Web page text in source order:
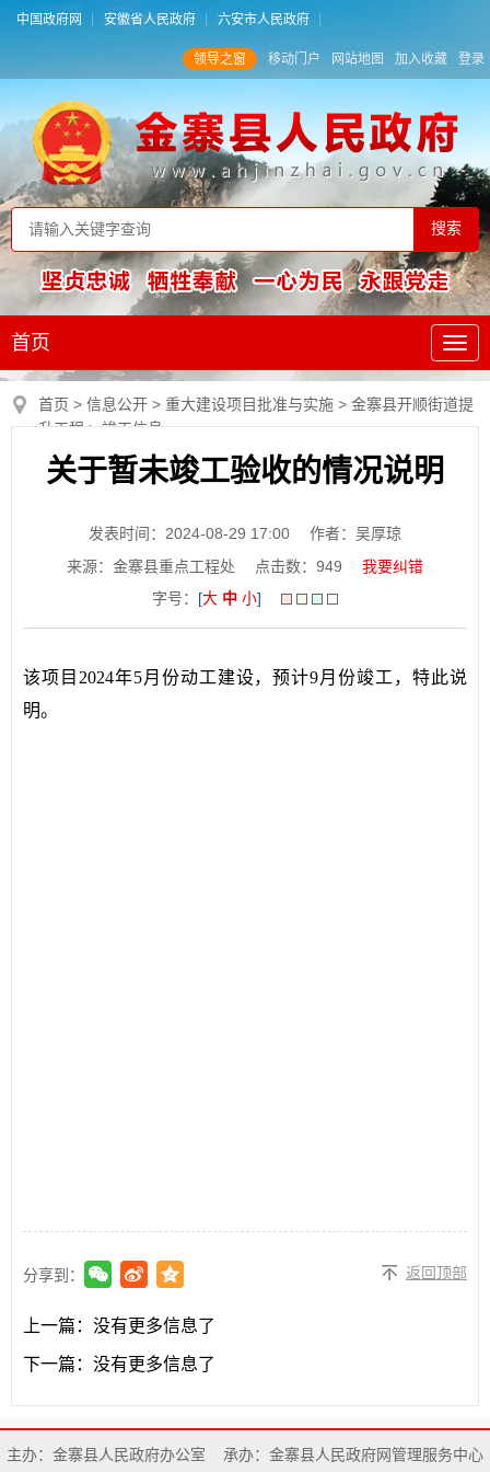
中国政府网 安徽省人民政府 六安市人民政府
领导之窗 移动门户 网站地图 加入收藏 登录
首页
首页 > 信息公开 > 重大建设项目批准与实施 > 金寨县开顺街道提
升工程 > 竣工信息
关于暂未竣工验收的情况说明
发表时间：2024-08-29 17:00
作者：吴厚琼
来源：金寨县重点工程处
点击数： 949
我要纠错
字号： [大 中 小]
该项目2024年5月份动工建设，预计9月份竣工，特此说
明。
分享到： 返回顶部
上一篇： 没有更多信息了
下一篇： 没有更多信息了
主办：金寨县人民政府办公室
承办：金寨县人民政府网管理服务中心